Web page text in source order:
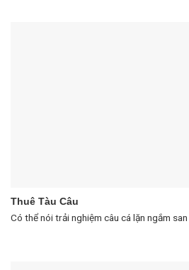
Thuê Tàu Câu
Có thể nói trải nghiệm câu cá lặn ngắm san